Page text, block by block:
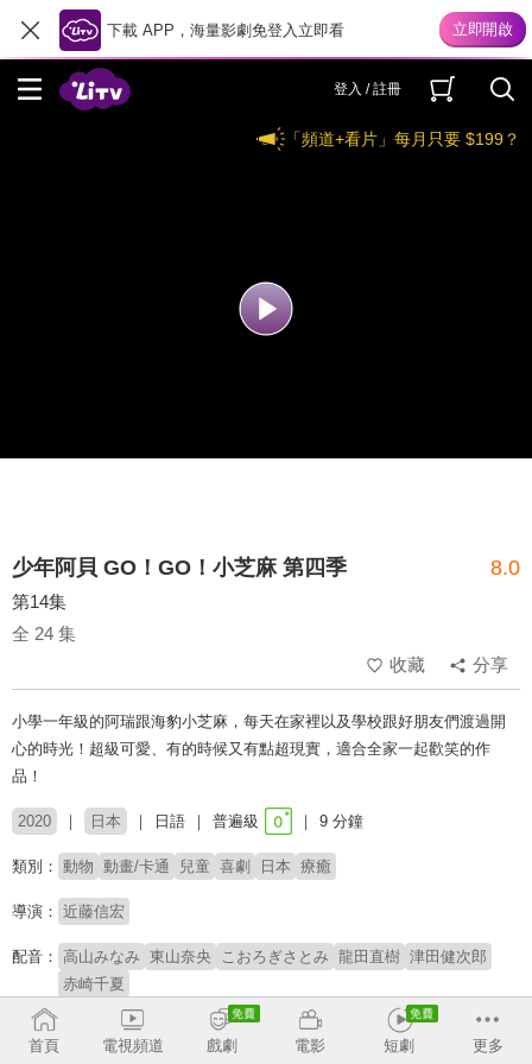
下載 APP，海量影劇免登入立即看
登入 / 註冊
「頻道+看片」每月只要 $199？
少年阿貝 GO！GO！小芝麻 第四季 8.0
第14集
全 24 集
收藏
分享
小學一年級的阿瑞跟海豹小芝麻，每天在家裡以及學校跟好朋友們渡過開
心的時光！超級可愛、有的時候又有點超現實，適合全家一起歡笑的作
品！
2020 日本 日語 普遍級 9 分鐘
類別： 動物 動畫/卡通 兒童 喜劇 日本 療癒
導演： 近藤信宏
配音： 高山みなみ 東山奈央 こおろぎさとみ 龍田直樹 津田健次郎
赤崎千夏
原著：
森下裕美
首頁
電視頻道 戲劇 電影 短劇 更多